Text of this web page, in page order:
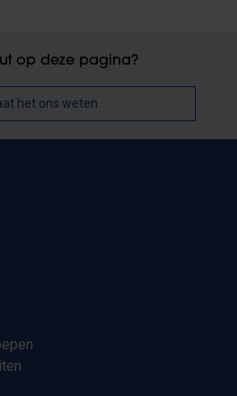
op deze pagina?
het ons weten